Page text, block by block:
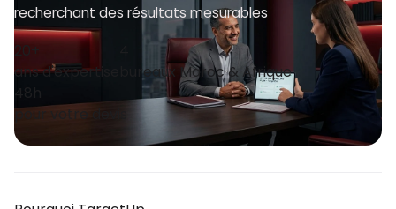
recherchant des résultats mesurables
20+
ans d'expertise
bureaux Maroc & Afrique
48h
pour votre devis